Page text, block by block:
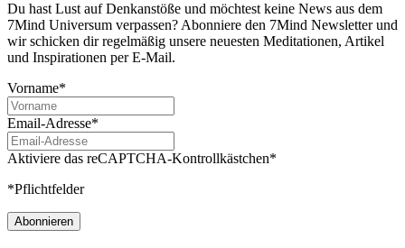
Du hast Lust auf Denkanstöße und möchtest keine News aus dem
7Mind Universum verpassen? Abon­niere den 7Mind News­let­ter und
wir schicken dir regelmäßig unsere neuesten Meditationen, Artikel
und Inspirationen per E-Mail.
Vorname*
Email-Adresse*
Aktiviere das reCAPTCHA-Kontrollkästchen*
*Pflichtfelder
Abonnieren